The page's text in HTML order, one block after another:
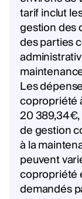
tarif inclut
gestion des
des parties
Les
copropriété
20 389,34€,
de gestion
à la
peuvent
copropriété
demandés